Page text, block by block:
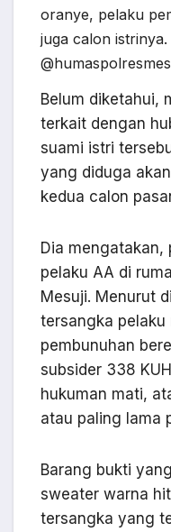
oranye, pelaku
juga calon
Belum diketahui,
terkait dengan
suami istri
yang diduga
kedua calon
Dia mengatakan,
pelaku AA di
Mesuji. Menurut
tersangka pelaku
pembunuhan
subsider 338
hukuman mati,
atau paling lama
Barang bukti
sweater warna
tersangka yang